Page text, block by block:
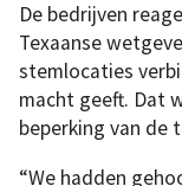
De bedrijven
Texaanse
stemlocaties
macht geeft. Dat
beperking van
“We hadden